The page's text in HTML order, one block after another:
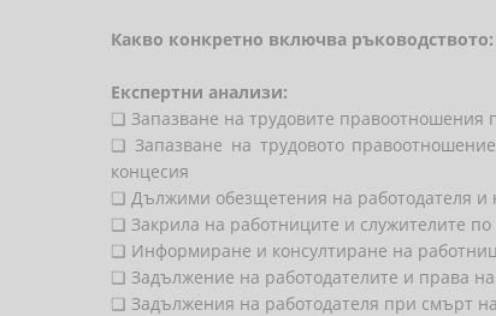
Какво конкретно включва ръководството:
Експертни анализи:
❏ Запазване на трудовите правоотношения
❏ Запазване на трудовото
концесия
❏ Дължими обезщетения на работодателя и
❏ Закрила на работниците и служителите по
❏ Информиране и консултиране на
❏ Задължение на работодателите и права
❏ Задължения на работодателя при смърт